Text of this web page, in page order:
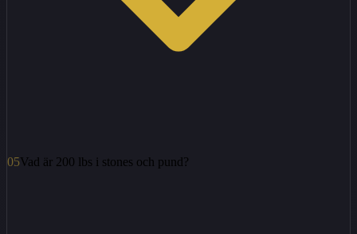
05Vad är 200 lbs i stones och pund?